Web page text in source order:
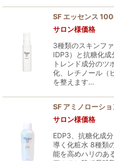
SF エッセンス
サロン様価格
3種類のスキンフ
IDP3）と抗糖化成
トレンド成分のツ
化、レチノール（
を整えます…
SF アミノローシ
サロン様価格
EDP3、抗糖化成
導く化粧水 8種類
能を高めハリのあ